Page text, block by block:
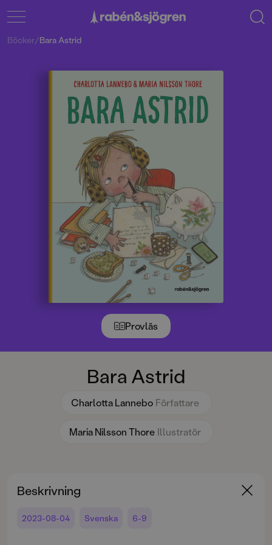
Provläs
Bara Astrid
Charlotta Lannebo Författare
Maria Nilsson Thore Illustratör
Böcker/Bara Astrid
Beskrivning
2023-08-04 Svenska 6-9